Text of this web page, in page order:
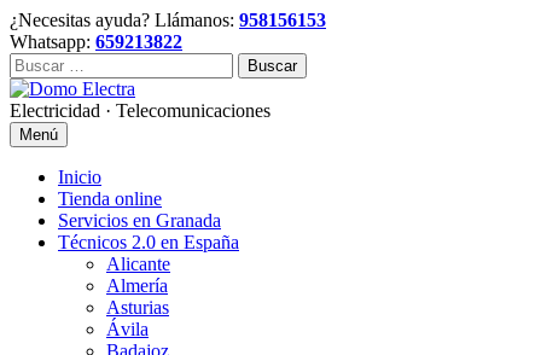
Skip
to
content
¿Necesitas ayuda? Llámanos: 958156153
Whatsapp: 659213822
Buscar:
Electricidad · Telecomunicaciones
Menú
Inicio
Tienda online
Servicios en Granada
Técnicos 2.0 en España
Alicante
Almería
Asturias
Ávila
Badajoz